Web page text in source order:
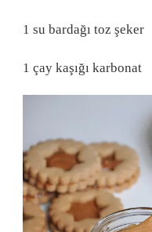
1 su bardağı toz şeker
1 çay kaşığı karbonat